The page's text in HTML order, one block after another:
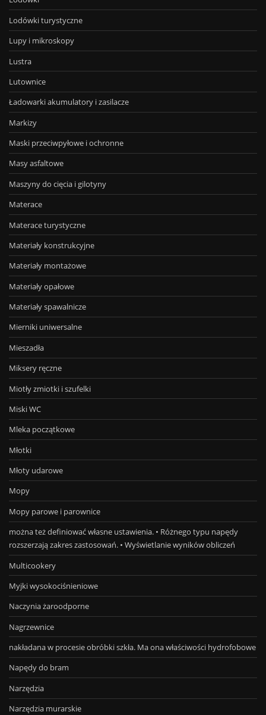
Lodówki turystyczne
Lupy i mikroskopy
Lustra
Lutownice
Ładowarki akumulatory i zasilacze
Markizy
Maski przeciwpyłowe i ochronne
Masy asfaltowe
Maszyny do cięcia i gilotyny
Materace
Materace turystyczne
Materiały konstrukcyjne
Materiały montażowe
Materiały opałowe
Materiały spawalnicze
Mierniki uniwersalne
Mieszadła
Miksery ręczne
Miotły zmiotki i szufelki
Miski WC
Mleka początkowe
Młotki
Młoty udarowe
Mopy
Mopy parowe i parownice
można też definiować własne ustawienia. • Różnego typu napędy
rozszerzają zakres zastosowań. • Wyświetlanie wyników obliczeń
Multicookery
Myjki wysokociśnieniowe
Naczynia żaroodporne
Nagrzewnice
nakładana w procesie obróbki szkła. Ma ona właściwości hydrofobowe
Napędy do bram
Narzędzia
Narzędzia murarskie